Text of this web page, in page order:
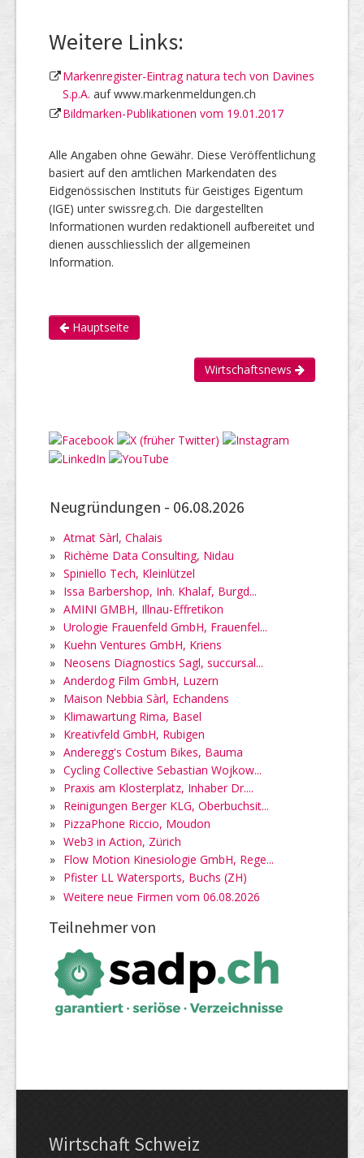
Weitere Links:
Markenregister-Eintrag natura tech von Davines
S.p.A. auf www.markenmeldungen.ch
Bildmarken-Publikationen vom 19.01.2017
Alle Angaben ohne Gewähr. Diese Veröffentlichung
basiert auf den amtlichen Markendaten des
Eidgenössischen Instituts für Geistiges Eigentum
(IGE) unter swissreg.ch. Die dargestellten
Informationen wurden redaktionell aufbereitet und
dienen ausschliesslich der allgemeinen
Information.
Hauptseite
Wirtschaftsnews
Neugründungen - 06.08.2026
» Atmat Sàrl, Chalais
» Richème Data Consulting, Nidau
» Spiniello Tech, Kleinlützel
» Issa Barbershop, Inh. Khalaf, Burgd...
» AMINI GMBH, Illnau-Effretikon
» Urologie Frauenfeld GmbH, Frauenfel...
» Kuehn Ventures GmbH, Kriens
» Neosens Diagnostics Sagl, succursal...
» Anderdog Film GmbH, Luzern
» Maison Nebbia Sàrl, Echandens
» Klimawartung Rima, Basel
» Kreativfeld GmbH, Rubigen
» Anderegg's Costum Bikes, Bauma
» Cycling Collective Sebastian Wojkow...
» Praxis am Klosterplatz, Inhaber Dr....
» Reinigungen Berger KLG, Oberbuchsit...
» PizzaPhone Riccio, Moudon
» Web3 in Action, Zürich
» Flow Motion Kinesiologie GmbH, Rege...
» Pfister LL Watersports, Buchs (ZH)
» Weitere neue Firmen vom 06.08.2026
Teilnehmer von
Wirtschaft Schweiz